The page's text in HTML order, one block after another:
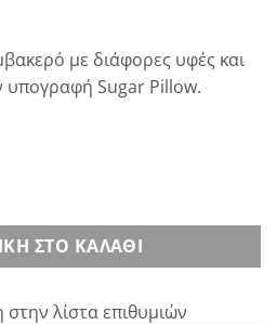
τρέχουσαμε διάφορες υφές και
υπογραφή Sugar Pillow.
ΣΤΟ ΚΑΛΆΘΙ
λίστα επιθυμιών